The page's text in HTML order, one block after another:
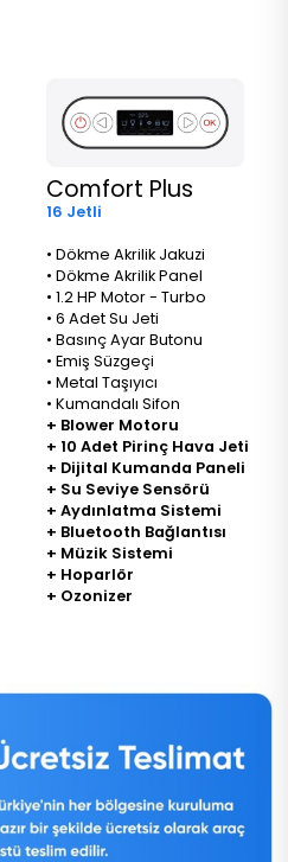
Comfort Plus
16 Jetli
• Dökme Akrilik Jakuzi
• Dökme Akrilik Panel
• 1.2 HP Motor - Turbo
• 6 Adet Su Jeti
• Basınç Ayar Butonu
• Emiş Süzgeçi
• Metal Taşıyıcı
• Kumandalı Sifon
+ Blower Motoru
+ 10 Adet Pirinç Hava Jeti
+ Dijital Kumanda Paneli
+ Su Seviye Sensörü
+ Aydınlatma Sistemi
+ Bluetooth Bağlantısı
+ Müzik Sistemi
+ Hoparlör
+ Ozonizer